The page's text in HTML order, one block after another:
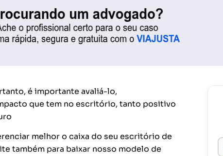
é importante avaliá-lo,
que tem no escritório, tanto positivo
melhor o caixa do seu escritório de
também para baixar nosso modelo de